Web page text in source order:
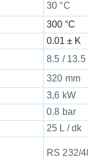
30 °C
300 °C
0.01 ± K
8.5 / 13.5
320 mm
3,6 kW
0.8 bar
25 L / dk
RS 232/